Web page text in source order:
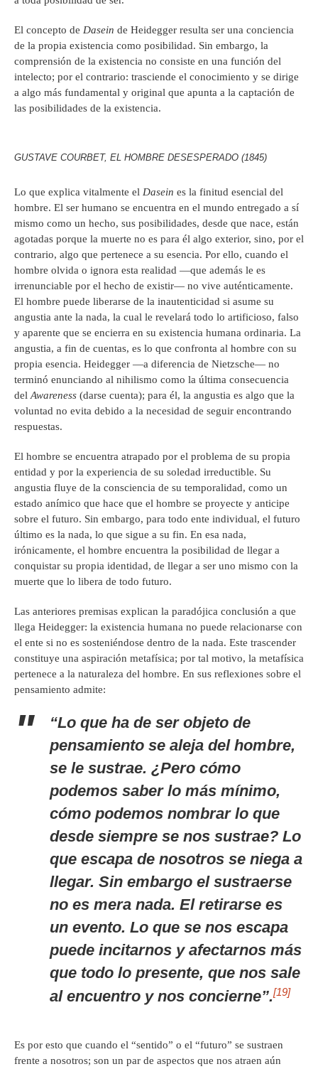
El concepto de Dasein de Heidegger resulta ser una conciencia
de la propia existencia como posibilidad. Sin embargo, la
comprensión de la existencia no consiste en una función del
intelecto; por el contrario: trasciende el conocimiento y se dirige
a algo más fundamental y original que apunta a la captación de
las posibilidades de la existencia.
GUSTAVE COURBET, EL HOMBRE DESESPERADO (1845)
Lo que explica vitalmente el Dasein es la finitud esencial del
hombre. El ser humano se encuentra en el mundo entregado a sí
mismo como un hecho, sus posibilidades, desde que nace, están
agotadas porque la muerte no es para él algo exterior, sino, por el
contrario, algo que pertenece a su esencia. Por ello, cuando el
hombre olvida o ignora esta realidad —que además le es
irrenunciable por el hecho de existir— no vive auténticamente.
El hombre puede liberarse de la inautenticidad si asume su
angustia ante la nada, la cual le revelará todo lo artificioso, falso
y aparente que se encierra en su existencia humana ordinaria. La
angustia, a fin de cuentas, es lo que confronta al hombre con su
propia esencia. Heidegger —a diferencia de Nietzsche— no
terminó enunciando al nihilismo como la última consecuencia
del Awareness (darse cuenta); para él, la angustia es algo que la
voluntad no evita debido a la necesidad de seguir encontrando
respuestas.
El hombre se encuentra atrapado por el problema de su propia
entidad y por la experiencia de su soledad irreductible. Su
angustia fluye de la consciencia de su temporalidad, como un
estado anímico que hace que el hombre se proyecte y anticipe
sobre el futuro. Sin embargo, para todo ente individual, el futuro
último es la nada, lo que sigue a su fin. En esa nada,
irónicamente, el hombre encuentra la posibilidad de llegar a
conquistar su propia identidad, de llegar a ser uno mismo con la
muerte que lo libera de todo futuro.
Las anteriores premisas explican la paradójica conclusión a que
llega Heidegger: la existencia humana no puede relacionarse con
el ente si no es sosteniéndose dentro de la nada. Este trascender
constituye una aspiración metafísica; por tal motivo, la metafísica
pertenece a la naturaleza del hombre. En sus reflexiones sobre el
pensamiento admite:
“Lo que ha de ser objeto de
pensamiento se aleja del hombre,
se le sustrae. ¿Pero cómo
podemos saber lo más mínimo,
cómo podemos nombrar lo que
desde siempre se nos sustrae? Lo
que escapa de nosotros se niega a
llegar. Sin embargo el sustraerse
no es mera nada. El retirarse es
un evento. Lo que se nos escapa
puede incitarnos y afectarnos más
que todo lo presente, que nos sale
al encuentro y nos concierne”.[19]
Es por esto que cuando el “sentido” o el “futuro” se sustraen
frente a nosotros; son un par de aspectos que nos atraen aún